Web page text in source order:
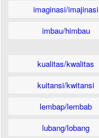
imaginasi/imajinasi
imbau/himbau
kualitas/kwalitas
kuitansi/kwitansi
lembap/lembab
lubang/lobang